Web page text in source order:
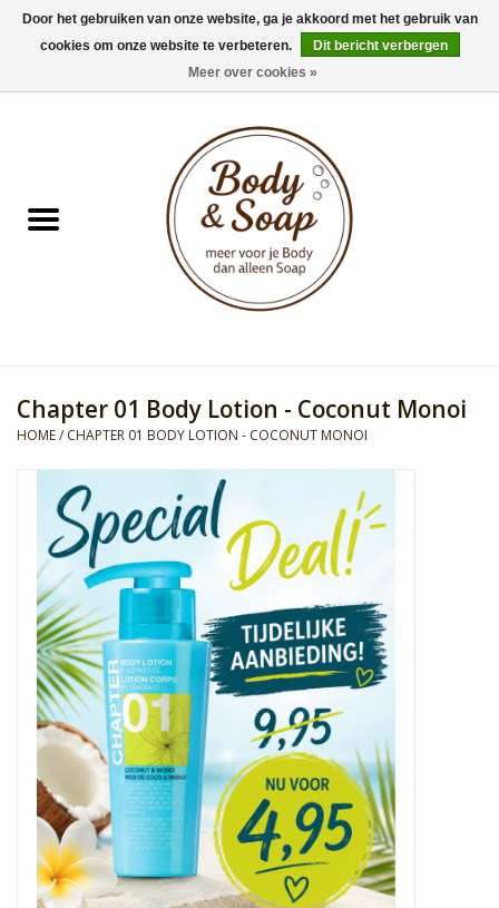
0 Artikelen - €0,00
Doucheproducten
Kids Collection
Men's Collection
Skin Collection
Soap
Verpakking
Reviews
Women's Collection
Chapter 01 Body Lotion - Coconut Monoi
HOME/ CHAPTER 01 BODY LOTION - COCONUT MONOI
Door het gebruiken van onze website, ga je akkoord met het gebruik van
cookies om onze website te verbeteren.
Dit bericht verbergen
Meer over cookies »